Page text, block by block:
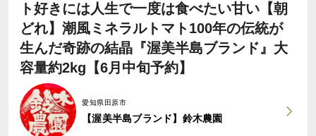
ト好きには人生で一度は食べたい甘い【朝
どれ】潮風ミネラルトマト100年の伝統が
生んだ奇跡の結晶『渥美半島ブランド』大
容量約2kg【6月中旬予約】
愛知県田原市
【渥美半島ブランド】鈴木農園